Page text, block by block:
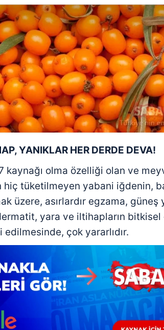
için İnternet Sitemizde
kişisel verileriniz işlenmekte olup gerekli
Diğer çerezler, sitemizin daha işlevsel
yapılması, amaçlarıyla sınırlı olarak
aşağıda yer alan panel vasıtasıyla
Bilgilendirme Metnimiziziyaret
Korunması Kanunu uyarınca hazırlanmış
çerezlerle ilgili bilgi almak için lütfen
YANIKLAR HER DERDE DEVA!
kaynağı olma özelliği olan ve
hiç tüketilmeyen yabani iğdenin,
üzere, asırlardır egzama, güneş
yara ve iltihapların bitkisel
edilmesinde, çok yararlıdır.